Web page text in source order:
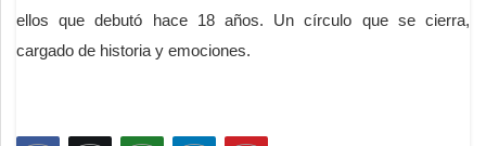
ellos que debutó hace 18 años. Un círculo que se cierra,
cargado de historia y emociones.